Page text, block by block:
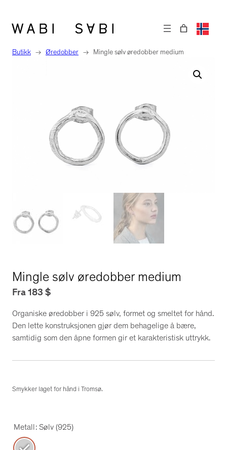
Hopp
innhold
Butikk → Øredobber → Mingle sølv øredobber medium
Mingle sølv øredobber medium
Fra183 $
Organiske øredobber i 925 sølv, formet og smeltet for hånd.
Den lette konstruksjonen gjør dem behagelige å bære,
samtidig som den åpne formen gir et karakteristisk uttrykk.
Smykker laget for hånd i Tromsø.
Metall: Sølv (925)